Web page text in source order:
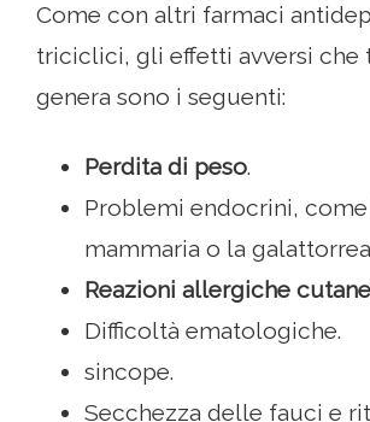
Come con altri farmaci
triciclici, gli effetti avversi che
genera sono i seguenti:
Perdita di peso.
Problemi endocrini,
mammaria o la
Reazioni allergiche
Difficoltà ematologiche.
sincope.
Secchezza delle fauci e